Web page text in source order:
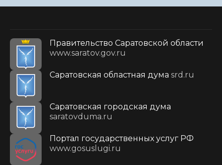
Правительство Саратовской области
www.saratov.gov.ru
Саратовская областная дума srd.ru
Саратовская городская дума
saratovduma.ru
Портал государственных услуг РФ
www.gosuslugi.ru